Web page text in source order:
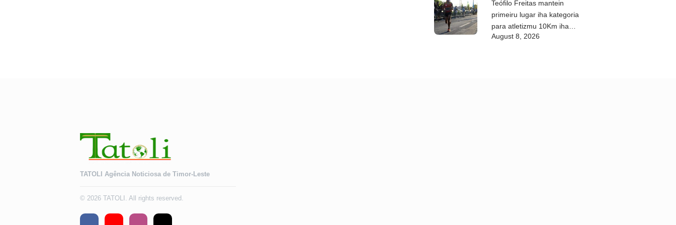
Teófilo Freitas mantein
primeiru lugar iha kategoria
para atletizmu 10Km iha
DIM
August 8, 2026
TATOLI Agência Noticiosa de Timor-Leste
© 2026 TATOLI. All rights reserved.